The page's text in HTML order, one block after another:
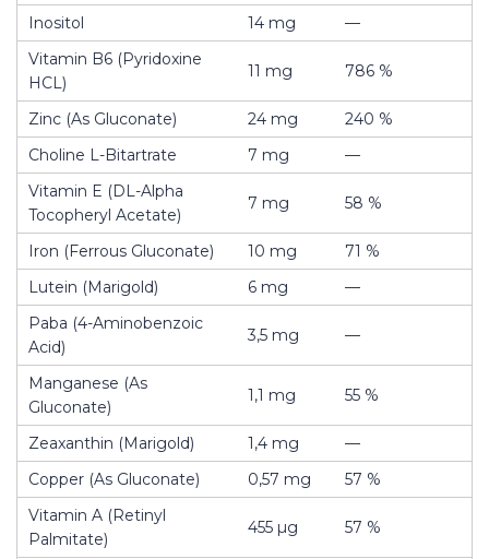
Inositol 14 mg
—
Vitamin B6 (Pyridoxine
HCL)
11 mg 786 %
Zinc (As Gluconate) 24 mg
240 %
Choline L-Bitartrate
7 mg
—
Vitamin E (DL-Alpha
Tocopheryl Acetate)
7 mg 58 %
Iron (Ferrous Gluconate) 10 mg
71 %
Lutein (Marigold)
6 mg
—
Paba (4-Aminobenzoic
Acid)
3,5 mg —
Manganese (As
Gluconate)
1,1 mg 55 %
Zeaxanthin (Marigold) 1,4 mg
—
Copper (As Gluconate)
0,57 mg
57 %
Vitamin A (Retinyl
Palmitate)
455 µg 57 %